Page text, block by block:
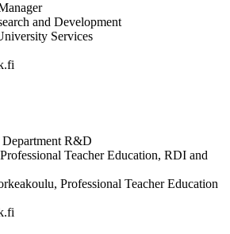
and Development
Services
R&D
Teacher Education, RDI and
Professional Teacher Education